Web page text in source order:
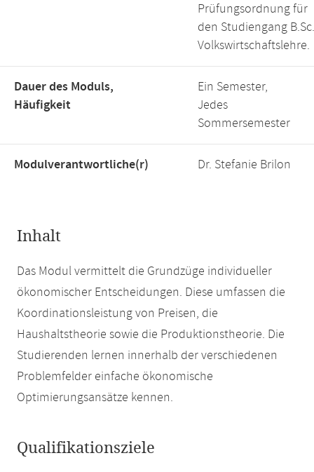
Prüfungsordnung für
den Studiengang B.Sc.
Volkswirtschaftslehre.
Dauer des Moduls,
Häufigkeit
Ein Semester,
Jedes
Sommersemester
Modulverantwortliche(r) Dr. Stefanie Brilon
Inhalt
Das Modul vermittelt die Grundzüge individueller
ökonomischer Entscheidungen. Diese umfassen die
Koordinationsleistung von Preisen, die
Haushaltstheorie sowie die Produktionstheorie. Die
Studierenden lernen innerhalb der verschiedenen
Problemfelder einfache ökonomische
Optimierungsansätze kennen.
Qualifikationsziele